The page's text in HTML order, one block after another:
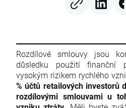
Rozdílové smlouvy jsou
důsledku použití finanční
vysokým rizikem rychlého
% účtů retailových investorů
rozdílovými smlouvami u